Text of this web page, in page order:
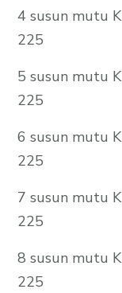
4 susun mutu K
225
5 susun mutu K
225
6 susun mutu K
225
7 susun mutu K
225
8 susun mutu K
225